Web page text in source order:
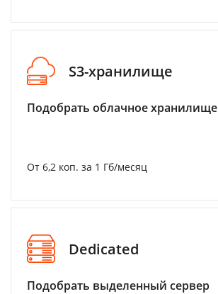
S3-хранилище
Подобрать облачное хранилище
От 6,2 коп. за 1 Гб/месяц
Dedicated
Подобрать выделенный сервер